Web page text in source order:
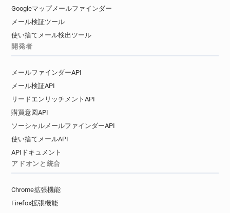
Googleマップメールファインダー
メール検証ツール
使い捨てメール検出ツール
開発者
メールファインダーAPI
メール検証API
リードエンリッチメントAPI
購買意図API
ソーシャルメールファインダーAPI
使い捨てメールAPI
APIドキュメント
アドオンと統合
Chrome拡張機能
Firefox拡張機能